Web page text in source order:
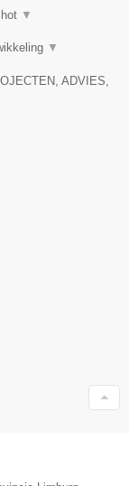
▼
▼
ADVIES,